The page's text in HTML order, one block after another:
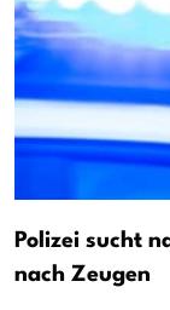
Polizei sucht
nach Zeugen